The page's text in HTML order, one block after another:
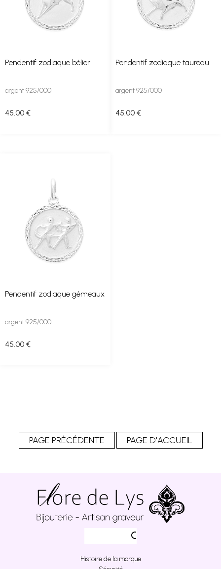
Pendentif zodiaque bélier
argent 925/000
45 .00 €
Pendentif zodiaque taureau
argent 925/000
45 .00 €
Pendentif zodiaque gémeaux
argent 925/000
45 .00 €
Histoire de la marque